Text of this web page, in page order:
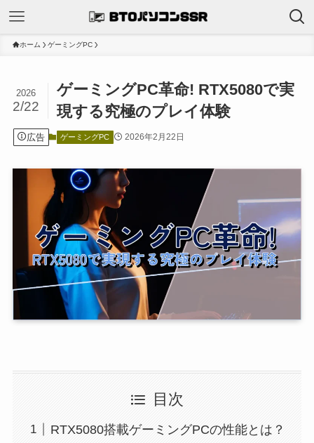
ホーム ゲーミングPC
ゲーミングPC革命! RTX5080で実
現する究極のプレイ体験
2026
2/22
広告 ゲーミングPC 2026年2月22日
目次
RTX5080搭載ゲーミングPCの性能とは？